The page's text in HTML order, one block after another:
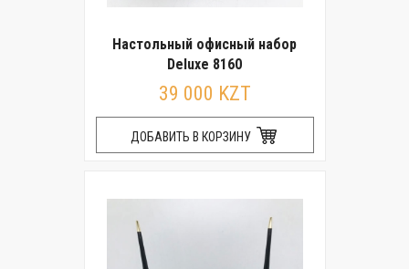
Настольный офисный набор
Deluxe 8160
39 000 KZT
ДОБАВИТЬ В КОРЗИНУ